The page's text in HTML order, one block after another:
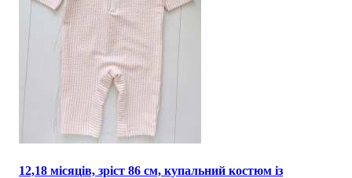
12,18 місяців, зріст 86 см, купальний костюм із